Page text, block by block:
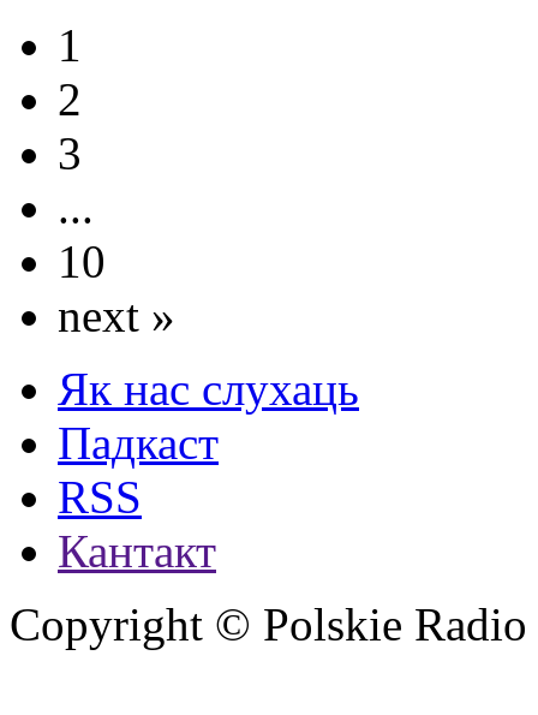
1
2
3
...
10
next »
Як нас слухаць
Падкаст
RSS
Кантакт
Copyright © Polskie